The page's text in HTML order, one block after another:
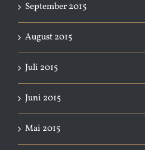
September 2015
August 2015
Juli 2015
Juni 2015
Mai 2015